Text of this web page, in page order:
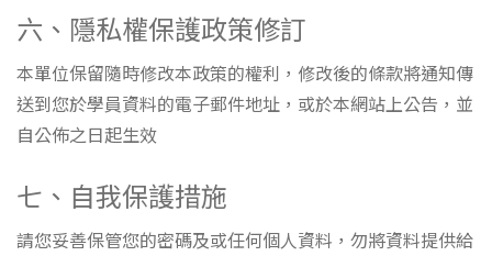
六、隱私權保護政策修訂
本單位保留隨時修改本政策的權利，修改後的條款將通知傳
送到您於學員資料的電子郵件地址，或於本網站上公告，並
自公佈之日起生效
七、自我保護措施
請您妥善保管您的密碼及或任何個人資料，勿將資料提供給